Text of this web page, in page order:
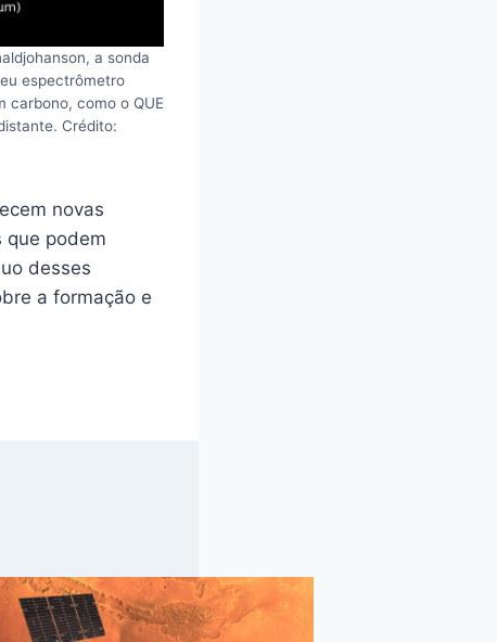
a sonda
espectrômetro
carbono, como o QUE
Crédito:
novas
que podem
desses
a formação e